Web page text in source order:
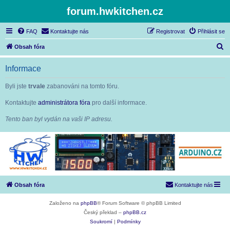
forum.hwkitchen.cz
FAQ Kontaktujte nás Přihlásit se
Registrovat
Obsah fóra
l
Informace
Byli jste trvale zabanováni na tomto fóru.
Kontaktujte administrátora fóra pro další informace.
Tento ban byl vydán na vaši IP adresu.
Obsah fóra Kontaktujte nás
Založeno na phpBB® Forum Software © phpBB Limited
Český překlad – phpBB.cz
Soukromí
Podmínky